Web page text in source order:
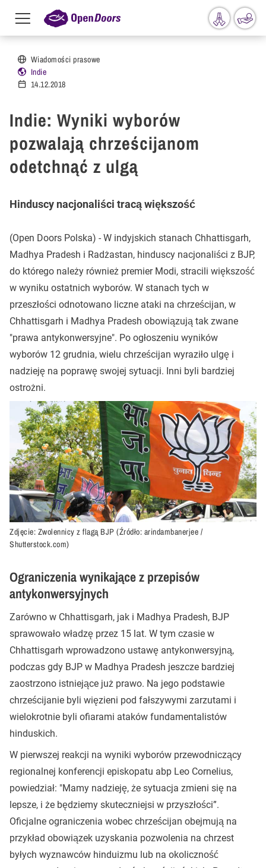
Przejdź do treści
Menu
toggle
Wiadomości prasowe
Indie
14.12.2018
Indie: Wyniki wyborów
pozwalają chrześcijanom
odetchnąć z ulgą
Hinduscy nacjonaliści tracą większość
(Open Doors Polska) - W indyjskich stanach Chhattisgarh,
Madhya Pradesh i Radżastan, hinduscy nacjonaliści z BJP,
do którego należy również premier Modi, stracili większość
w wyniku ostatnich wyborów. W stanach tych w
przeszłości odnotowano liczne ataki na chrześcijan, w
Chhattisgarh i Madhya Pradesh obowiązują tak zwane
"prawa antykonwersyjne". Po ogłoszeniu wyników
wyborów 12 grudnia, wielu chrześcijan wyraziło ulgę i
nadzieję na poprawę swojej sytuacji. Inni byli bardziej
ostrożni.
Zdjęcie: Zwolennicy z flagą BJP (Źródło: arindambanerjee /
Shutterstock.com)
Ograniczenia wynikające z przepisów
antykonwersyjnych
Zarówno w Chhattisgarh, jak i Madhya Pradesh, BJP
sprawowało władzę przez 15 lat. W tym czasie w
Chhattisgarh wprowadzono ustawę antykonwersyjną,
podczas gdy BJP w Madhya Pradesh jeszcze bardziej
zaostrzono istniejące już prawo. Na jego podstawie
chrześcijanie byli więzieni pod fałszywymi zarzutami i
wielokrotnie byli ofiarami ataków fundamentalistów
hinduskich.
W pierwszej reakcji na wyniki wyborów przewodniczący
regionalnej konferencji episkopatu abp Leo Cornelius,
powiedział: "Mamy nadzieję, że sytuacja zmieni się na
lepsze, i że będziemy skuteczniejsi w przyszłości”.
Oficjalne ograniczenia wobec chrześcijan obejmują na
przykład obowiązek uzyskania pozwolenia na chrzest
byłych wyznawców hinduizmu lub na okoliczność